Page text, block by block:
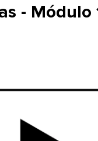
- Módulo